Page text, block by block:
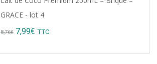
GRACE - lot 4
8,76€ Original
7,99€ Current
TTC